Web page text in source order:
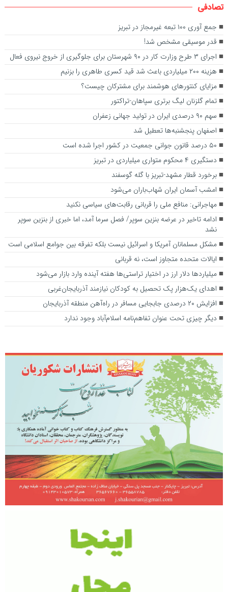
تصادفی
جمع آوری ۱۰۰ تبعه غیرمجاز در تبریز
قدر موسیقی مشخص شد!
اجرای ۳ طرح وزارت کار در ۹۰ شهرستان برای جلوگیری از خروج نیروی فعال
هزینه ۲۰۰ میلیاردی باعث شد قید کسری طاهری را بزنیم
مزایای کنتورهای هوشمند برای مشترکان چیست؟
تمام گلزنان لیگ‌ برتری سپاهان-تراکتور
سهم ۹۰ درصدی ایران در تولید جهانی زعفران
اصفهان پنجشنبه‌ها تعطیل شد
۵۰ درصد قانون جوانی جمعیت در کشور اجرا شده است
دستگیری ۴ محکوم متواری میلیاردی در تبریز
برخورد قطار مشهد-تبریز با گله گوسفند
امشب آسمان ایران شهاب‌باران می‌شود
مهاجرانی: منافع ملی را قربانی رقابت‌های سیاسی نکنید
ادامه تاخیر در عرضه بنزین سوپر/ فصل سرما آمد، اما خبری از بنزین سوپر
نشد
مشکل مسلمانان آمریکا و اسرائیل نیست بلکه تفرقه بین جوامع اسلامی است
ایالات متحده متجاوز است، نه قربانی
میلیارد‌ها دلار ارز در اختیار تراستی‌ها هفته آینده وارد بازار می‌شود
اهدای یک‌هزار پک تحصیل به کودکان نیازمند آذربایجان‌غربی
افزایش ۲۰ درصدی جابجایی مسافر در راه‌آهن منطقه آذربایجان
دیگر چیزی تحت عنوان تفاهم‌نامه اسلام‌آباد وجود ندارد